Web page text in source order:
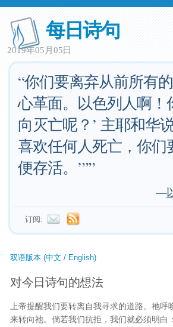
每日诗句
2019年05月05日
“你们要离弃从前所有
心革面。以色列人啊！
向灭亡呢？’ 主耶和华
喜欢任何人死亡，你们
便存活。’””
—
订阅:
双语版本 (中文 / English)
对今日诗句的想法
上帝提醒我们要转离自我寻求的道路。祂
来转向祂。倘若我们抗拒，我们就必须明白